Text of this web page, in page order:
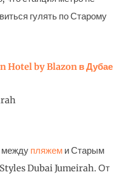
гулять по Старому
Hotel by Blazon в Дубае
между пляжем и Старым
Styles Dubai Jumeirah. От